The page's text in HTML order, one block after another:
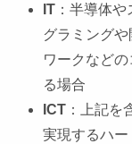
IT：半導体や
グラミング
ワークなど
る場合
ICT：上記を
実現するハ